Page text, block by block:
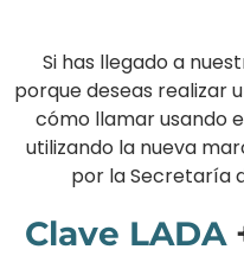
Si has llegado a
porque deseas realizar
cómo llamar usando
utilizando la nueva
por la Secretaría
Clave LADA